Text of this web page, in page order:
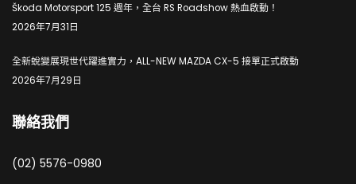
Škoda Motorsport 125 週年，全台 RS Roadshow 熱血啟動！
2026年7月31日
全新蛻變展現世代躍進實力，ALL-NEW MAZDA CX-5 接單正式啟動
2026年7月29日
聯絡我們
(02) 5576-0980